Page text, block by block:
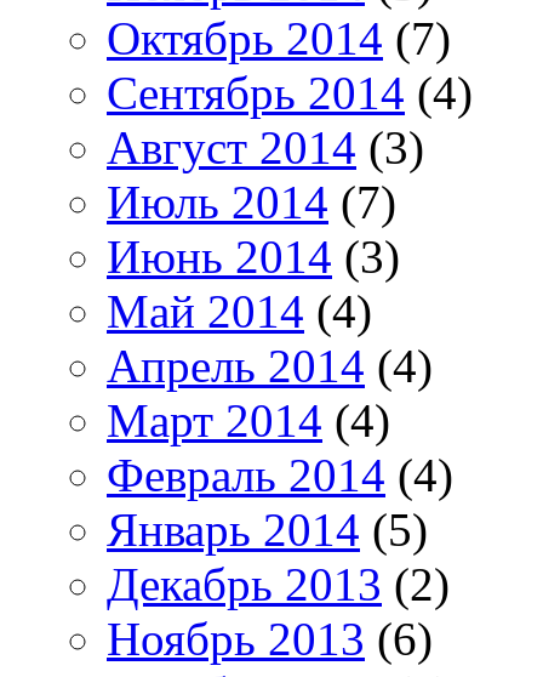
Октябрь 2014 (7)
Сентябрь 2014 (4)
Август 2014 (3)
Июль 2014 (7)
Июнь 2014 (3)
Май 2014 (4)
Апрель 2014 (4)
Март 2014 (4)
Февраль 2014 (4)
Январь 2014 (5)
Декабрь 2013 (2)
Ноябрь 2013 (6)